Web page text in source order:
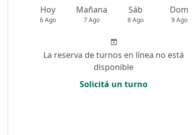
Hoy
6 Ago
Mañana
7 Ago
Sáb
8 Ago
Dom
9 Ago
La reserva de turnos en línea no está
disponible
Solicitá un turno